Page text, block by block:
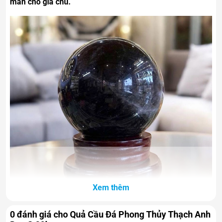
Xem thêm
0 đánh giá cho Quả Cầu Đá Phong Thủy Thạch Anh